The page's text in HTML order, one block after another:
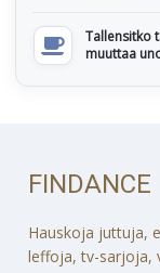
Tallensitko
muuttaa
FINDANCE
Hauskoja juttuja,
leffoja, tv-sarjoja,